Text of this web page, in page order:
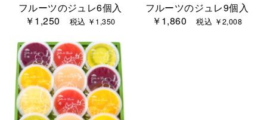
フルーツのジュレ6個入
￥1,250
税込 ￥1,350
フルーツのジュレ9個入
￥1,860税込 ￥2,008